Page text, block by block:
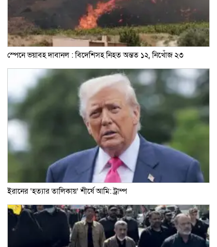
স্পেনে ভয়াবহ দাবানল : বিদেশিসহ নিহত অন্তত ১২, নিখোঁজ ২৩
ইরানের ‘হত্যার তালিকায়’ শীর্ষে আমি: ট্রাম্প